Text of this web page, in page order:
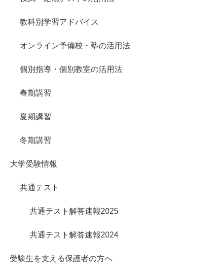
教科別学習アドバイス
オンライン予備校・塾の活用法
個別指導・個別教室の活用法
春期講習
夏期講習
冬期講習
大学受験情報
共通テスト
共通テスト解答速報2025
共通テスト解答速報2024
受験生を支える保護者の方へ